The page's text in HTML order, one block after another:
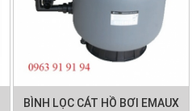
BÌNH LỌC CÁT HỒ BƠI EMAUX